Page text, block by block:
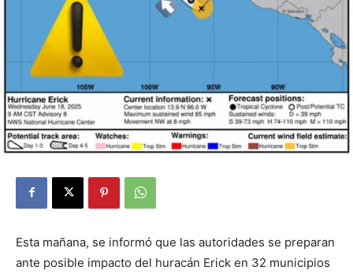
Esta mañana, se informó que las autoridades se preparan
ante posible impacto del huracán Erick en 32 municipios